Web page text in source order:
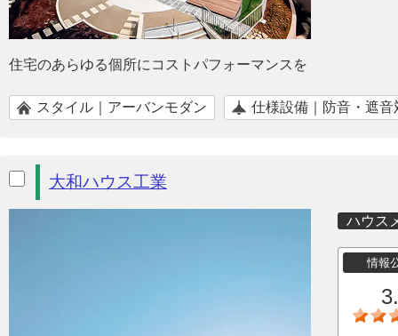
住宅のあらゆる個所にコストパフォーマンスを
スタイル｜アーバンモダン 仕様設備｜防音・遮音
大和ハウス工業
ハウス
情報